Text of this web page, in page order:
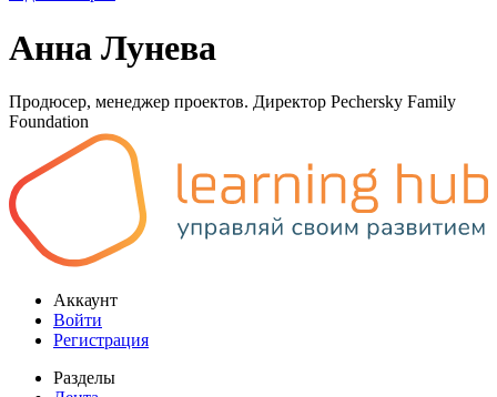
Анна Лунева
Продюсер, менеджер проектов. Директор Pechersky Family
Foundation
Аккаунт
Войти
Регистрация
Разделы